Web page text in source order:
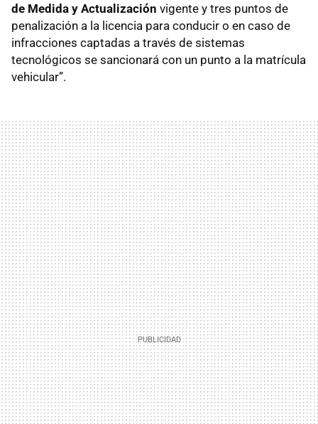
de Medida y Actualización vigente y tres puntos de
penalización a la licencia para conducir o en caso de
infracciones captadas a través de sistemas
tecnológicos se sancionará con un punto a la matrícula
vehicular”.